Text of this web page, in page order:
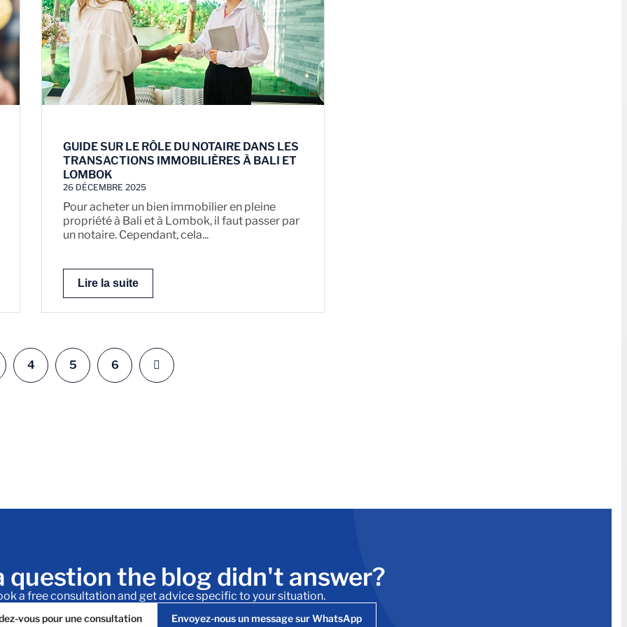
GUIDE SUR LE RÔLE DU NOTAIRE DANS LES
TRANSACTIONS IMMOBILIÈRES À BALI ET
LOMBOK
26 DÉCEMBRE 2025
Pour acheter un bien immobilier en pleine
propriété à Bali et à Lombok, il faut passer par
un notaire. Cependant, cela...
Lire la suite
4 5 6
question the blog didn't answer?
a free consultation and get advice specific to your situation.
vous pour une consultation Envoyez-nous un message sur WhatsApp